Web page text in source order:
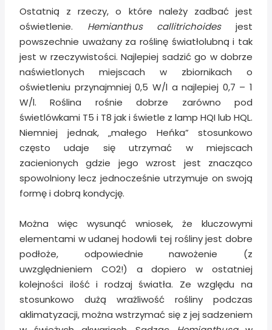
Ostatnią z rzeczy, o które należy zadbać jest
oświetlenie. Hemianthus callitrichoidesjest
powszechnie uważany za roślinę światłolubną i tak
jest w rzeczywistości. Najlepiej sadzić go w dobrze
naświetlonych miejscach w zbiornikach o
oświetleniu przynajmniej 0,5 W/l a najlepiej 0,7 – 1
W/l. Roślina rośnie dobrze zarówno pod
świetlówkami T5 i T8 jak i świetle z lamp HQI lub HQL.
Niemniej jednak, „małego Heńka” stosunkowo
często udaje się utrzymać w miejscach
zacienionych gdzie jego wzrost jest znacząco
spowolniony lecz jednocześnie utrzymuje on swoją
formę i dobrą kondycję.
Można więc wysunąć wniosek, że kluczowymi
elementami w udanej hodowli tej rośliny jest dobre
podłoże, odpowiednie nawożenie (z
uwzględnieniem CO2!) a dopiero w ostatniej
kolejności ilość i rodzaj światła. Ze względu na
stosunkowo dużą wrażliwość rośliny podczas
aklimatyzacji, można wstrzymać się z jej sadzeniem